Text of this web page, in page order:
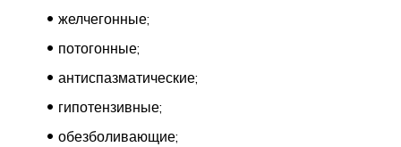
желчегонные;
потогонные;
антиспазматические;
гипотензивные;
обезболивающие;